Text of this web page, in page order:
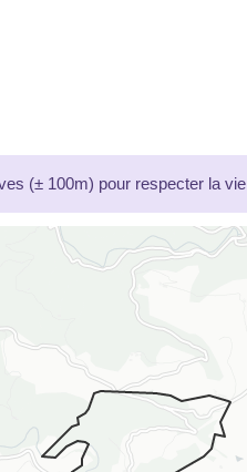
(± 100m) pour respecter la